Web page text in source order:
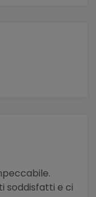
soddisfatti e ci